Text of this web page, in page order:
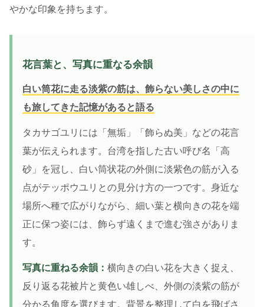
やかな印象を持ちます。
花言葉と、写真に重なる余韻
白い筒花に走る淡紫の筋は、飾らない美しさの中に
も旅してきた記憶があると語る
タカサゴユリには「無垢」「飾らぬ美」などの花言
葉が伝えられます。台湾を指した古い呼び名「高
砂」を冠し、白い筒状花の外側に淡紫色の筋が入る
点がテッポウユリとの見分け方の一つです。身近な
場所へ種で広がりながら、細い葉と横向きの花を端
正に保つ姿には、飾らず遠くまで進む強さがありま
す。
写真に重ねる余韻： 横向きの白い花を大きく捉え、
反り返る花被片と黄色い雄しべ、外側の淡紫の筋が
分かる角度を選びます。背景を整理して白を飛ばさ